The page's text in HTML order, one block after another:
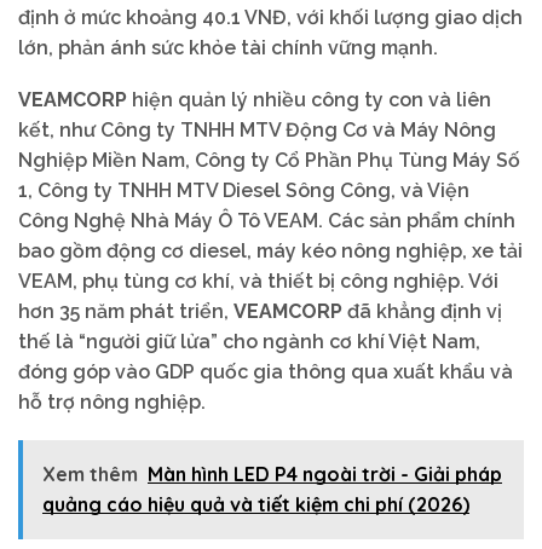
định ở mức khoảng 40.1 VNĐ, với khối lượng giao dịch
lớn, phản ánh sức khỏe tài chính vững mạnh.
VEAMCORP hiện quản lý nhiều công ty con và liên
kết, như Công ty TNHH MTV Động Cơ và Máy Nông
Nghiệp Miền Nam, Công ty Cổ Phần Phụ Tùng Máy Số
1, Công ty TNHH MTV Diesel Sông Công, và Viện
Công Nghệ Nhà Máy Ô Tô VEAM. Các sản phẩm chính
bao gồm động cơ diesel, máy kéo nông nghiệp, xe tải
VEAM, phụ tùng cơ khí, và thiết bị công nghiệp. Với
hơn 35 năm phát triển, VEAMCORP đã khẳng định vị
thế là “người giữ lửa” cho ngành cơ khí Việt Nam,
đóng góp vào GDP quốc gia thông qua xuất khẩu và
hỗ trợ nông nghiệp.
Xem thêm Màn hình LED P4 ngoài trời - Giải pháp
quảng cáo hiệu quả và tiết kiệm chi phí (2026)